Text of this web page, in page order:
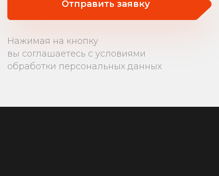
Отправить заявку
Нажимая на кнопку
вы соглашаетесь с условиями
обработки персональных данных